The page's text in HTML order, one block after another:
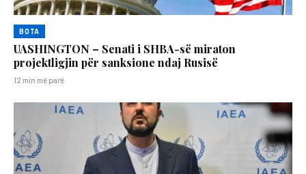
BOTA
UASHINGTON – Senati i SHBA-së miraton
projektligjin për sanksione ndaj Rusisë
12 min më parë